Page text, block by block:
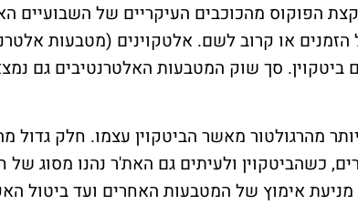
הפוקוס מהכוכבים העיקריים של השבועיים
או קרוב לשם. אלטקוינים (מטבעות
ביטקוין. סך שוק המטבעות האלטרנטיבים גם
מהרגולטור מאשר הביטקוין עצמו. חלק גדול
כשהביטקוין ולעיתים גם האת'ר נהנו מסוג של
מניעת אימוץ של המטבעות האחרים ועד ביטול